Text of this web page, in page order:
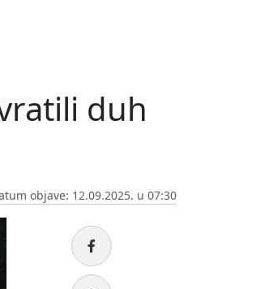
duh
objave: 12.09.2025. u 07:30